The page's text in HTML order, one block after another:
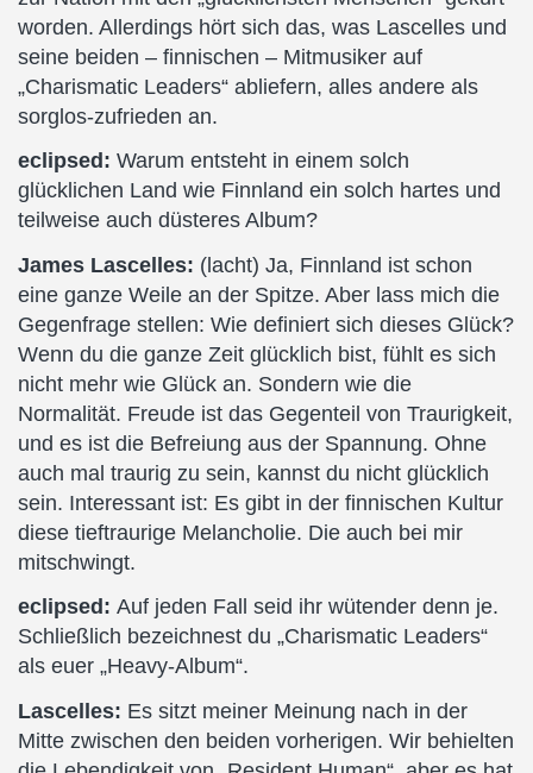
worden. Allerdings hört sich das, was Lascelles und
seine beiden – finnischen – Mitmusiker auf
„Charismatic Leaders“ abliefern, alles andere als
sorglos-zufrieden an.
eclipsed: Warum entsteht in einem solch
glücklichen Land wie Finnland ein solch hartes und
teilweise auch düsteres Album?
James Lascelles: (lacht) Ja, Finnland ist schon
eine ganze Weile an der Spitze. Aber lass mich die
Gegenfrage stellen: Wie definiert sich dieses Glück?
Wenn du die ganze Zeit glücklich bist, fühlt es sich
nicht mehr wie Glück an. Sondern wie die
Normalität. Freude ist das Gegenteil von Traurigkeit,
und es ist die Befreiung aus der Spannung. Ohne
auch mal traurig zu sein, kannst du nicht glücklich
sein. Interessant ist: Es gibt in der finnischen Kultur
diese tieftraurige Melancholie. Die auch bei mir
mitschwingt.
eclipsed: Auf jeden Fall seid ihr wütender denn je.
Schließlich bezeichnest du „Charismatic Leaders“
als euer „Heavy-Album“.
Lascelles: Es sitzt meiner Meinung nach in der
Mitte zwischen den beiden vorherigen. Wir behielten